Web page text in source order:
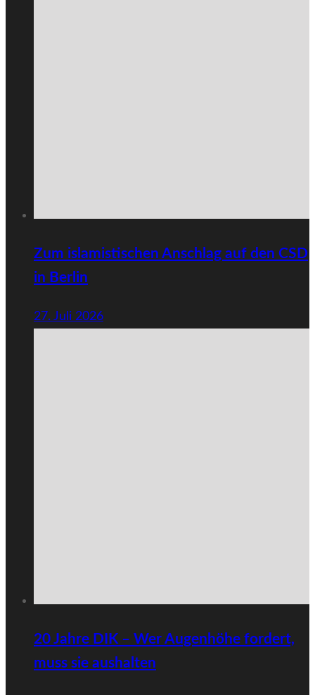
Zum islamistischen Anschlag auf den CSD
in Berlin
27. Juli 2026
20 Jahre DIK – Wer Augenhöhe fordert,
muss sie aushalten